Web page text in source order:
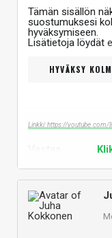
Tämän sisällön
suostumuksesi
hyväksymiseen.
Lisätietoja löydät
HYVÄKSY
Linkki: https://youtube.com/